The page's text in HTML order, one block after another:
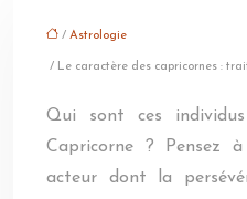
/ Astrologie
/ Le caractère des capricornes :
Qui sont ces
Capricorne ? Pensez
acteur dont la